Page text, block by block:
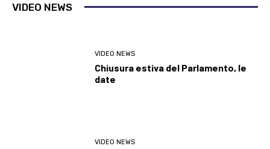
VIDEO NEWS
VIDEO NEWS
Chiusura estiva del Parlamento, le
date
VIDEO NEWS